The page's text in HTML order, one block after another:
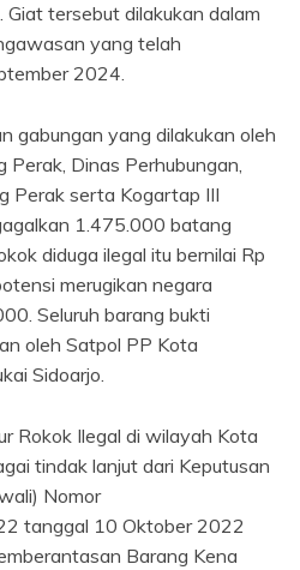
tersebut dilakukan dalam
yang telah
2024.
gabungan yang dilakukan oleh
Perak, Dinas Perhubungan,
Perak serta Kogartap III
1.475.000 batang
diduga ilegal itu bernilai Rp
merugikan negara
Seluruh barang bukti
oleh Satpol PP Kota
Sidoarjo.
Rokok Ilegal di wilayah Kota
tindak lanjut dari Keputusan
Nomor
tanggal 10 Oktober 2022
Barang Kena